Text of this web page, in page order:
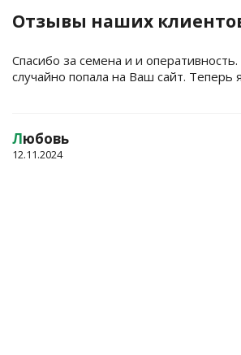
Отзывы наших
Спасибо за семена и и
случайно попала на Ваш сайт. Теперь
Любовь
12.11.2024